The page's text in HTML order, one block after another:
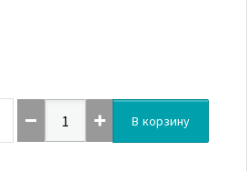
В корзину